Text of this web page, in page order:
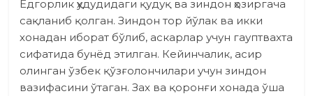
Ёдгорлик ҳудудидаги қудуқ ва зиндон ҳозиргача
сақланиб қолган. Зиндон тор йўлак ва икки
хонадан иборат бўлиб, аскарлар учун гауптвахта
сифатида бунёд этилган. Ке­йинчалик, асир
олинган ўзбек қўзғолончилари учун зиндон
вазифасини ўтаган. Зах ва қоронғи хонада ўша